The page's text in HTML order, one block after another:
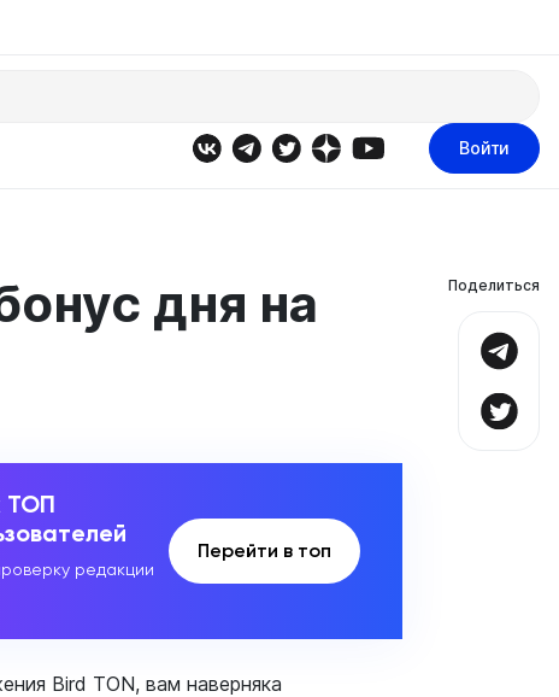
Войти
дня на
ТОП
редакции
Перейти в топ
Bird TON, вам наверняка
Поделиться